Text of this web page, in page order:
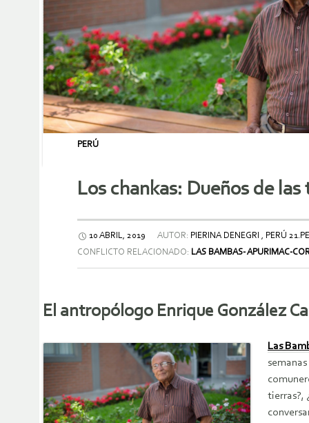
PERÚ
Los chankas: Dueños de
10 ABRIL, 2019 AUTOR: PIERINA DENEGRI , PERÚ 21.PE
CONFLICTO RELACIONADO: LAS BAMBAS- APURIMAC-
El antropólogo Enrique González
Las
tierras?,